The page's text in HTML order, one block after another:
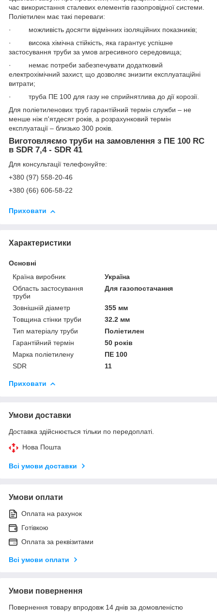
час використання сталевих елементів газопровідної системи.
Поліетилен має такі переваги:
· можливість досягти відмінних ізоляційних показників;
· висока хімічна стійкість, яка гарантує успішне
застосування труби за умов агресивного середовища;
· немає потреби забезпечувати додатковий
електрохімічний захист, що дозволяє знизити експлуатаційні
витрати;
· труба ПЕ 100 для газу не сприйнятлива до дії корозії.
Для поліетиленових труб гарантійний термін служби – не
менше ніж п'ятдесят років, а розрахунковий термін
експлуатації – близько 300 років.
Виготовляємо труби на замовлення з ПE 100 RC
в SDR 7,4 - SDR 41
Для консультації телефонуйте:
+380 (97) 558-20-46
+380 (66) 606-58-22
Приховати
Характеристики
Основні
Країна виробник
Україна
Область застосування
труби
Для газопостачання
Зовнішній діаметр
355 мм
Товщина стінки труби
32.2 мм
Тип матеріалу труби
Поліетилен
Гарантійний термін
50 років
Марка поліетилену
ПЕ 100
SDR
11
Приховати
Умови доставки
Доставка здійснюється тільки по передоплаті.
Нова Пошта
Всі умови доставки
Умови оплати
Оплата на рахунок
Готівкою
Оплата за реквізитами
Всі умови оплати
Умови повернення
Повернення товару впродовж 14 днів за домовленістю